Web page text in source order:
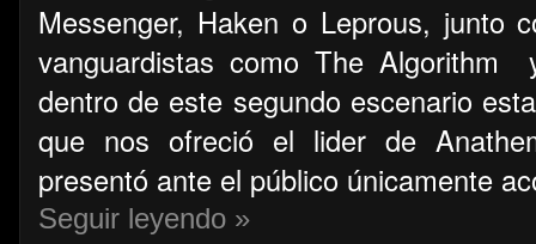
Messenger, Haken o Leprous, junto
vanguardistas como The Algorithm
dentro de este segundo escenario
que nos ofreció el lider de
presentó ante el público únicamente
Seguir leyendo »